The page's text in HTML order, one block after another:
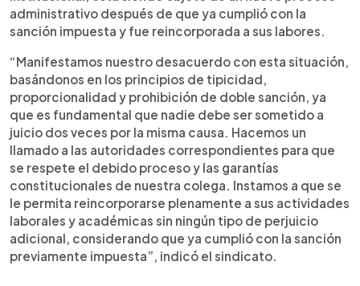
administrativo después de que ya cumplió con la
sanción impuesta y fue reincorporada a sus labores.
“Manifestamos nuestro desacuerdo con esta situación,
basándonos en los principios de tipicidad,
proporcionalidad y prohibición de doble sanción, ya
que es fundamental que nadie debe ser sometido a
juicio dos veces por la misma causa. Hacemos un
llamado a las autoridades correspondientes para que
se respete el debido proceso y las garantías
constitucionales de nuestra colega. Instamos a que se
le permita reincorporarse plenamente a sus actividades
laborales y académicas sin ningún tipo de perjuicio
adicional, considerando que ya cumplió con la sanción
previamente impuesta”, indicó el sindicato.